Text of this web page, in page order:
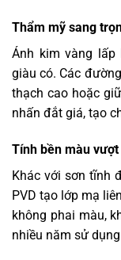
Thẩm mỹ sang
Ánh kim vàng
giàu có. Các
thạch cao hoặc
nhấn đắt giá, tạo
Tính bền màu
Khác với sơn tĩnh
PVD tạo lớp mạ
không phai màu,
nhiều năm sử